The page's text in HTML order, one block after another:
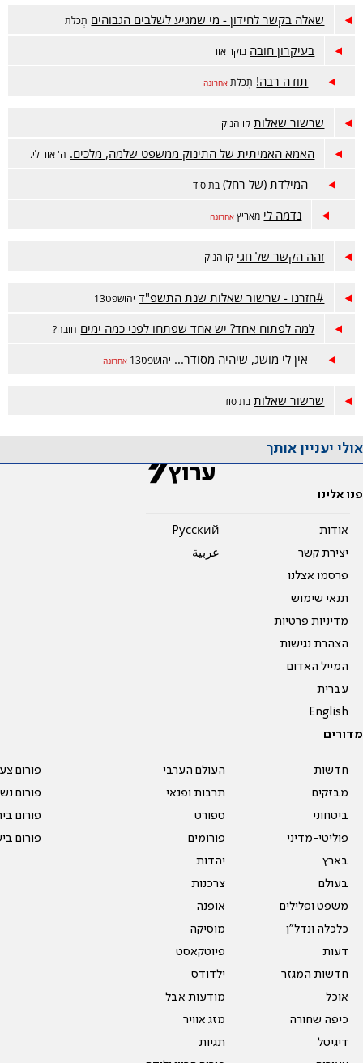
שאלה בקשר לחידון - מי שמגיע לשלבים הגבוהים תְכלת
בעיקרון חובה בוקר אור
תודה רבה! תְכלת אחרונה
שרשור שאלות קווהניק
האמא האמיתית של התינוק ממשפט שלמה, מלכים. ה' אור לי.
המילדת (של רחל) בת סוד
נדמה לי מאריץ אחרונה
זהה הקשר של חגי קווהניק
#חזרנו - שרשור שאלות שנת התשפ"ד יהושפט13
למה לפתוח אחד? יש אחד שפתחו לפני כמה ימים חובה?
אין לי מושג, שיהיה מסודר... יהושפט13 אחרונה
שרשור שאלות בת סוד
אולי יעניין אותך
פנו אלינו
אודות
יצירת קשר
פרסמו אצלנו
תנאי שימוש
מדיניות פרטיות
הצהרת נגישות
המייל האדום
עברית
English
Pусский
عربية
מדורים
חדשות
מבזקים
ביטחוני
פוליטי-מדיני
בארץ
בעולם
משפט ופלילים
כלכלה ונדל"ן
דעות
חדשות המגזר
אוכל
כיפה שחורה
דיגיטל
העולם הערבי
תרבות ופנאי
ספורט
פורומים
יהדות
צרכנות
אופנה
מוסיקה
פיוטקאסט
ילדודס
מודעות אבל
מזג אוויר
תגיות
פורום
פורום
פורום
פורום